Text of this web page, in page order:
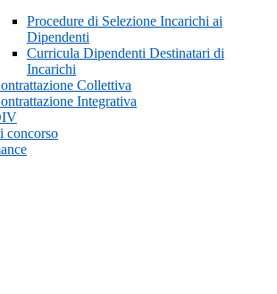
Procedure di Selezione Incarichi ai
Dipendenti
Curricula Dipendenti Destinatari di
Incarichi
Collettiva
Integrativa
concorso